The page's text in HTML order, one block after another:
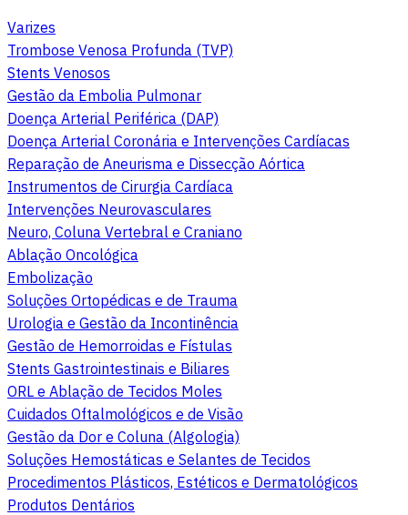
Varizes
Trombose Venosa Profunda (TVP)
Stents Venosos
Gestão da Embolia Pulmonar
Doença Arterial Periférica (DAP)
Doença Arterial Coronária e Intervenções Cardíacas
Reparação de Aneurisma e Dissecção Aórtica
Instrumentos de Cirurgia Cardíaca
Intervenções Neurovasculares
Neuro, Coluna Vertebral e Craniano
Ablação Oncológica
Embolização
Soluções Ortopédicas e de Trauma
Urologia e Gestão da Incontinência
Gestão de Hemorroidas e Fístulas
Stents Gastrointestinais e Biliares
ORL e Ablação de Tecidos Moles
Cuidados Oftalmológicos e de Visão
Gestão da Dor e Coluna (Algologia)
Soluções Hemostáticas e Selantes de Tecidos
Procedimentos Plásticos, Estéticos e Dermatológicos
Produtos Dentários